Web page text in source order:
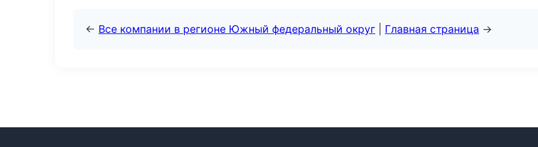
← Все компании в регионе Южный федеральный округ Главная страница →